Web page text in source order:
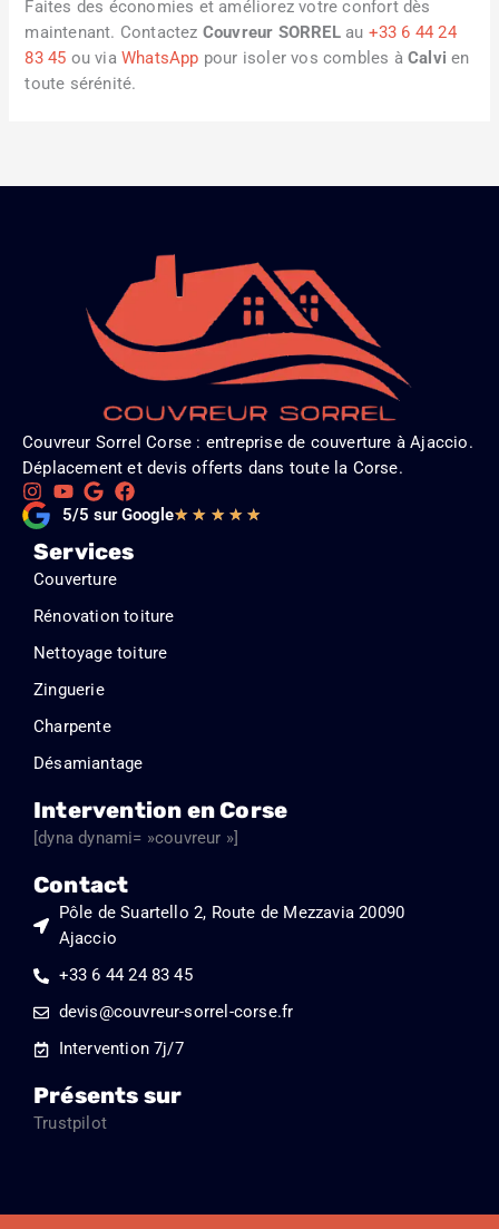
Faites des économies et améliorez votre confort dès
maintenant. Contactez Couvreur SORRELau +33 6 44 24
83 45 ou viaWhatsApp pour isoler vos combles àCalvi en
toute sérénité.
Couvreur Sorrel Corse : entreprise de couverture à Ajaccio.
Déplacement et devis offerts dans toute la Corse.
5/5 sur Google★ ★ ★ ★ ★Noté
Services
Couverture
Rénovation toiture
Nettoyage toiture
Zinguerie
Charpente
Désamiantage
Intervention en Corse
[dyna dynami= »couvreur »]
Contact
Pôle de Suartello 2, Route de Mezzavia 20090
Ajaccio
+33 6 44 24 83 45
devis@couvreur-sorrel-corse.fr
Intervention 7j/7
Présents sur
Trustpilot